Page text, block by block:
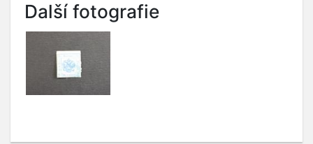
Další fotografie